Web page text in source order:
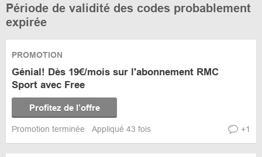
Période de validité des codes probablement
expirée
PROMOTION
Génial! Dès 19€/mois sur l'abonnement RMC
Sport avec Free
Profitez de l’offre
Promotion terminée Appliqué 43 fois +1